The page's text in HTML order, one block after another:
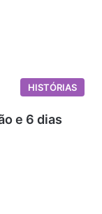
HISTÓRIAS
e 6 dias